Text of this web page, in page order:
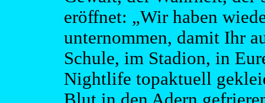
eröffnet: „Wir haben
unternommen, damit Ihr
Schule, im Stadion, in
Nightlife topaktuell